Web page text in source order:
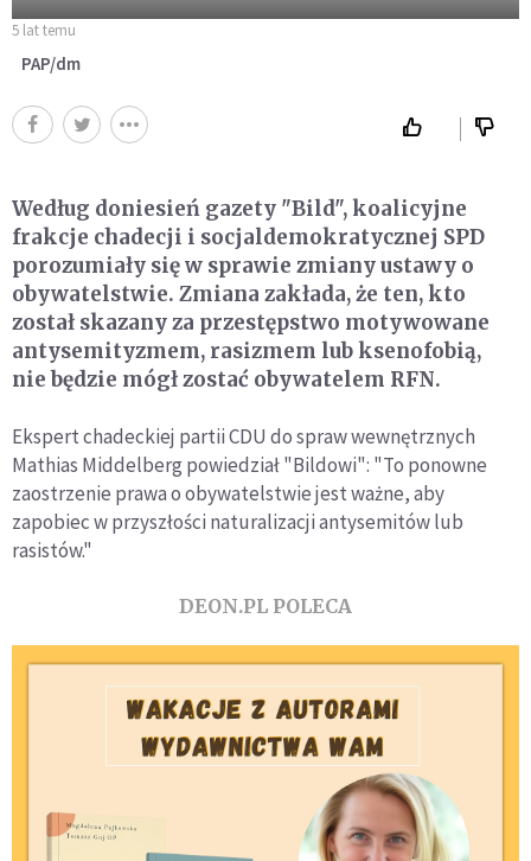
5 lat temu
PAP/dm
Według doniesień gazety "Bild", koalicyjne
frakcje chadecji i socjaldemokratycznej SPD
porozumiały się w sprawie zmiany ustawy o
obywatelstwie. Zmiana zakłada, że ten, kto
został skazany za przestępstwo motywowane
antysemityzmem, rasizmem lub ksenofobią,
nie będzie mógł zostać obywatelem RFN.
Ekspert chadeckiej partii CDU do spraw wewnętrznych
Mathias Middelberg powiedział "Bildowi": "To ponowne
zaostrzenie prawa o obywatelstwie jest ważne, aby
zapobiec w przyszłości naturalizacji antysemitów lub
rasistów."
DEON.PL POLECA